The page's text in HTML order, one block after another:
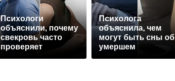
Психологи
объяснили, почему
свекровь часто
проверяет
Психолога
объяснила, чем
могут быть сны об
умершем